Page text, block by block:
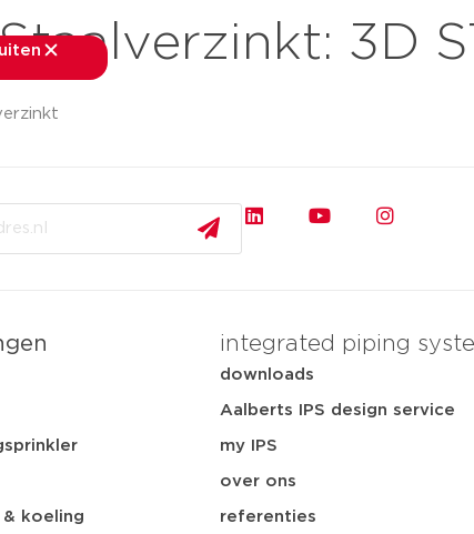
3D
koeling
integrated piping
downloads
Aalberts IPS design service
my IPS
over ons
referenties